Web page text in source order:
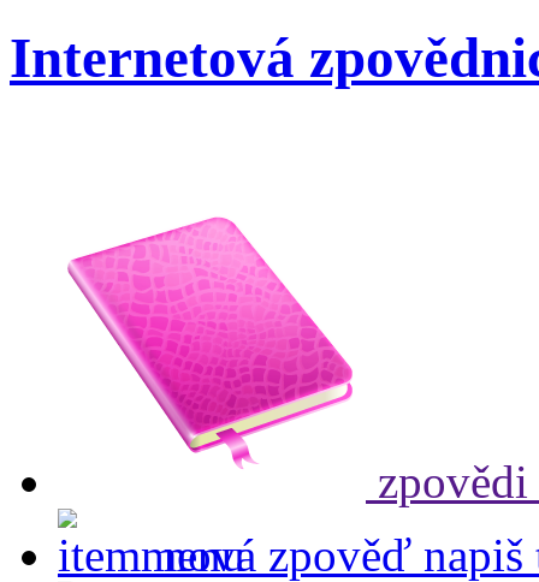
Internetová
zpovědi
nová zpověď napiš